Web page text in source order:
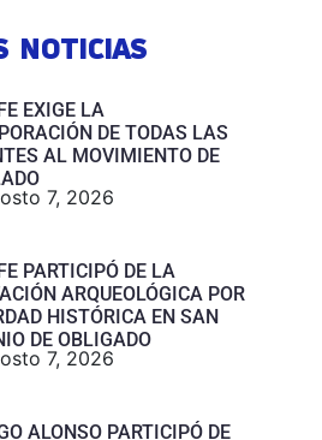
NOTICIAS
EXIGE LA
DE TODAS LAS
AL MOVIMIENTO DE
7, 2026
PARTICIPÓ DE LA
ARQUEOLÓGICA POR
HISTÓRICA EN SAN
DE OBLIGADO
7, 2026
ALONSO PARTICIPÓ DE